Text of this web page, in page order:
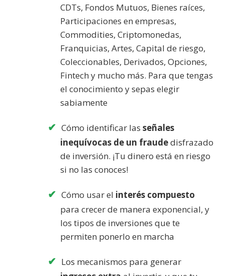
CDTs, Fondos Mutuos, Bienes raíces,
Participaciones en empresas,
Commodities, Criptomonedas,
Franquicias, Artes, Capital de riesgo,
Coleccionables, Derivados, Opciones,
Fintech y mucho más. Para que tengas
el conocimiento y sepas elegir
sabiamente
Cómo identificar las señales
inequívocas de un fraudedisfrazado
de inversión. ¡Tu dinero está en riesgo
si no las conoces!
Cómo usar el interés compuesto
para crecer de manera exponencial, y
los tipos de inversiones que te
permiten ponerlo en marcha
Los mecanismos para generar